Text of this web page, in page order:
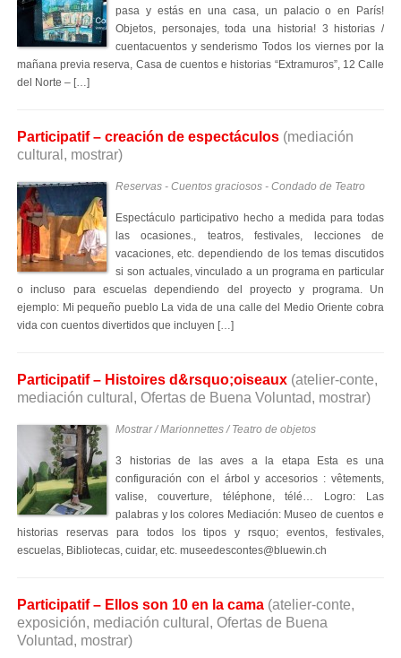
pasa y estás en una casa, un palacio o en París!
Objetos, personajes, toda una historia! 3 historias /
cuentacuentos y senderismo Todos los viernes por la
mañana previa reserva, Casa de cuentos e historias “Extramuros”, 12 Calle
del Norte – […]
Participatif – creación de espectáculos (mediación
cultural, mostrar)
Reservas - Cuentos graciosos - Condado de Teatro
Espectáculo participativo hecho a medida para todas
las ocasiones., teatros, festivales, lecciones de
vacaciones, etc. dependiendo de los temas discutidos
si son actuales, vinculado a un programa en particular
o incluso para escuelas dependiendo del proyecto y programa. Un
ejemplo: Mi pequeño pueblo La vida de una calle del Medio Oriente cobra
vida con cuentos divertidos que incluyen […]
Participatif – Histoires d&rsquo;oiseaux (atelier-conte,
mediación cultural, Ofertas de Buena Voluntad, mostrar)
Mostrar / Marionnettes / Teatro de objetos
3 historias de las aves a la etapa Esta es una
configuración con el árbol y accesorios : vêtements,
valise, couverture, téléphone, télé… Logro: Las
palabras y los colores Mediación: Museo de cuentos e
historias reservas para todos los tipos y rsquo; eventos, festivales,
escuelas, Bibliotecas, cuidar, etc. museedescontes@bluewin.ch
Participatif – Ellos son 10 en la cama (atelier-conte,
exposición, mediación cultural, Ofertas de Buena
Voluntad, mostrar)